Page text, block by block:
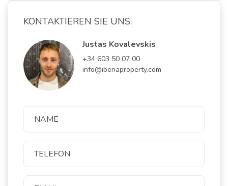
KONTAKTIEREN SIE UNS:
Justas Kovalevskis
+34 603 50 07 00
info@iberiaproperty.com